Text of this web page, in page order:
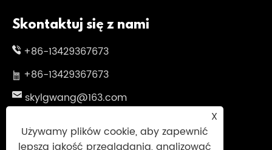
Skontaktuj się z nami
+86-13429367673
+86-13429367673
skylgwang@163.com
Nr 199 Changxing Road, Jiangbei District,
Ningbo City, Prowincja Zhejiang, Chiny
X
Używamy plików cookie, aby zapewnić